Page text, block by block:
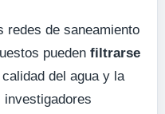
redes de saneamiento
pueden filtrarse
del agua y la
investigadores